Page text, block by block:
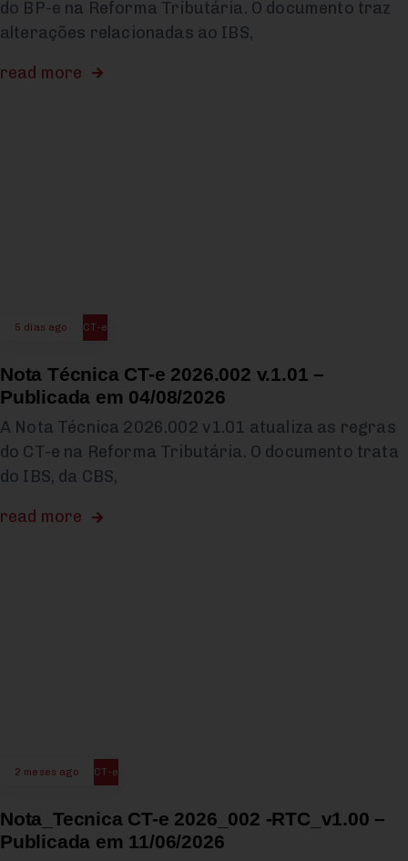
do BP-e na Reforma Tributária. O documento traz
alterações relacionadas ao IBS,
read more
5 dias ago CT-e
Nota Técnica CT-e 2026.002 v.1.01 –
Publicada em 04/08/2026
A Nota Técnica 2026.002 v1.01 atualiza as regras
do CT-e na Reforma Tributária. O documento trata
do IBS, da CBS,
read more
2 meses ago CT-e
Nota_Tecnica CT-e 2026_002 -RTC_v1.00 –
Publicada em 11/06/2026